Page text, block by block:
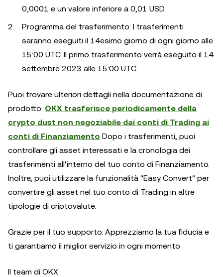
0,0001 e un valore inferiore a 0,01 USD.
Programma del trasferimento: I trasferimenti
saranno eseguiti il 14esimo giorno di ogni giorno alle
15:00 UTC. Il primo trasferimento verrà eseguito il 14
settembre 2023 alle 15:00 UTC.
Puoi trovare ulteriori dettagli nella documentazione di
prodotto: OKX trasferisce periodicamente della
crypto dust non negoziabile dai conti di Trading ai
conti di Finanziamento Dopo i trasferimenti, puoi
controllare gli asset interessati e la cronologia dei
trasferimenti all'interno del tuo conto di Finanziamento.
Inoltre, puoi utilizzare la funzionalità "Easy Convert" per
convertire gli asset nel tuo conto di Trading in altre
tipologie di criptovalute.
Grazie per il tuo supporto. Apprezziamo la tua fiducia e
ti garantiamo il miglior servizio in ogni momento
Il team di OKX